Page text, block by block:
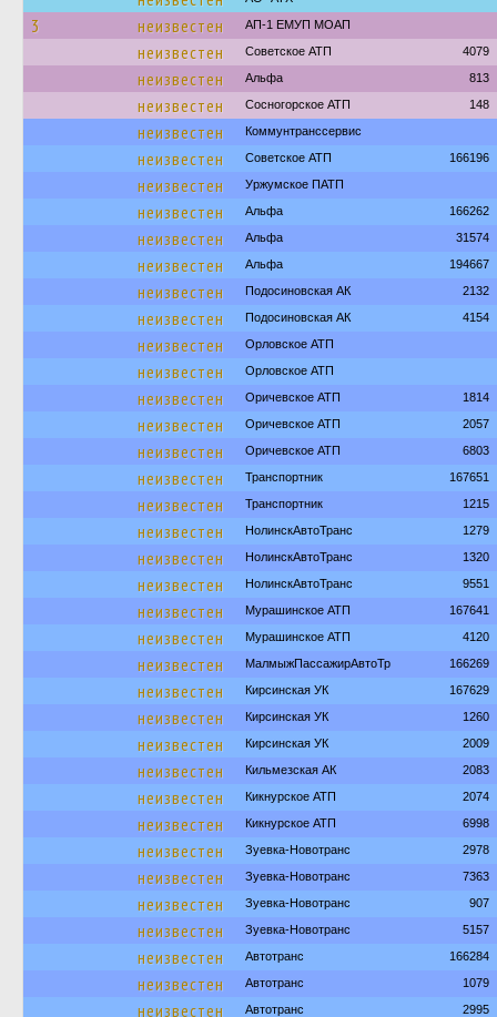
3 неизвестен АП-1 ЕМУП МОАП
неизвестен Советское АТП 4079
неизвестен Альфа 813
неизвестен Сосногорское АТП 148
неизвестен Коммунтранссервис
неизвестен Советское АТП 166196
неизвестен Уржумское ПАТП
неизвестен Альфа 166262
неизвестен Альфа 31574
неизвестен Альфа 194667
неизвестен Подосиновская АК 2132
неизвестен Подосиновская АК 4154
неизвестен Орловское АТП
неизвестен Орловское АТП
неизвестен Оричевское АТП 1814
неизвестен Оричевское АТП 2057
неизвестен Оричевское АТП 6803
неизвестен Транспортник 167651
неизвестен Транспортник 1215
неизвестен НолинскАвтоТранс 1279
неизвестен НолинскАвтоТранс 1320
неизвестен НолинскАвтоТранс 9551
неизвестен Мурашинское АТП 167641
неизвестен Мурашинское АТП 4120
неизвестен МалмыжПассажирАвтоТр 166269
неизвестен Кирсинская УК 167629
неизвестен Кирсинская УК 1260
неизвестен Кирсинская УК 2009
неизвестен Кильмезская АК 2083
неизвестен Кикнурское АТП 2074
неизвестен Кикнурское АТП 6998
неизвестен Зуевка-Новотранс 2978
неизвестен Зуевка-Новотранс 7363
неизвестен Зуевка-Новотранс 907
неизвестен Зуевка-Новотранс 5157
неизвестен Автотранс 166284
неизвестен Автотранс 1079
неизвестен Автотранс 2995